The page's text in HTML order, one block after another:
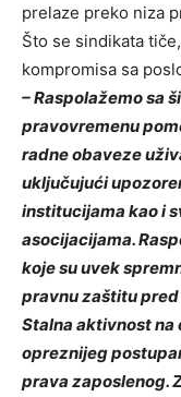
prelaze preko niza
Što se sindikata
kompromisa sa
– Raspolažemo sa
pravovremenu
radne obaveze
uključujući
institucijama kao i
asocijacijama.
koje su uvek
pravnu zaštitu
Stalna aktivnost na
opreznijeg
prava zaposlenog.